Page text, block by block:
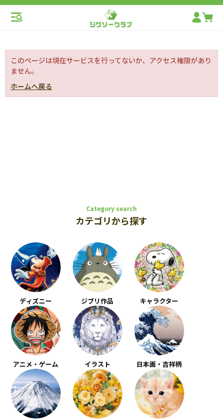
このページは現在サービスを行ってないか、アクセス権限があり
ません。
ホームへ戻る
Category search
カテゴリから探す
ディズニー ジブリ作品 キャラクター
アニメ・ゲーム イラスト 日本画・吉祥柄